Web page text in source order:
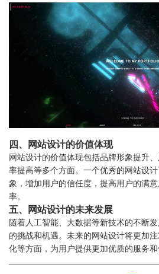
四、网站设计的价值体现
网站设计的价值体现包括品牌形象提升
率提高等多个方面。一个优秀的网站设
象，增加用户的信任度，提高用户的满
率。
五、网站设计的未来发展
随着人工智能、大数据等新技术的不断
的挑战和机遇。未来的网站设计将更加
化等方面，为用户提供更加优质的服务和